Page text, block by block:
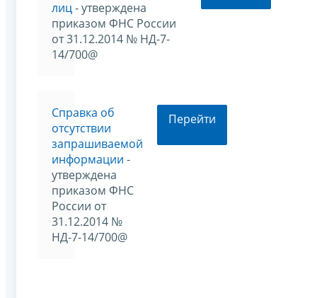
лиц- утверждена
приказом ФНС России
от 31.12.2014 № НД-7-
14/700@
Справка об
отсутствии
запрашиваемой
информации -
утверждена
приказом ФНС
России от
31.12.2014 №
НД-7-14/700@
Перейти